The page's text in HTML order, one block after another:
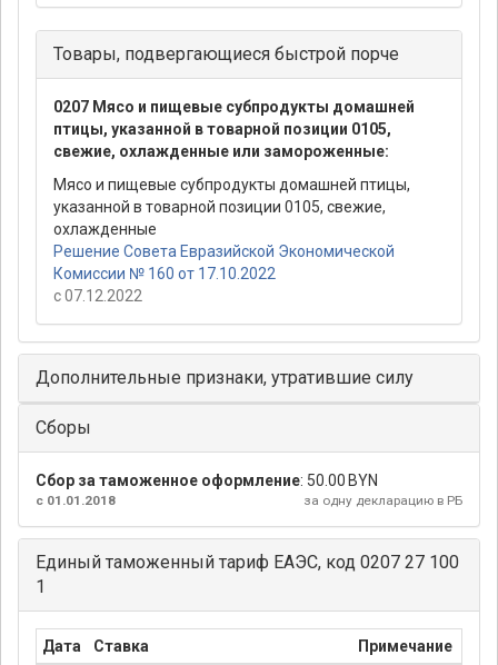
Товары, подвергающиеся быстрой порче
0207 Мясо и пищевые субпродукты домашней
птицы, указанной в товарной позиции 0105,
свежие, охлажденные или замороженные:
Мясо и пищевые субпродукты домашней птицы,
указанной в товарной позиции 0105, свежие,
охлажденные
Решение Совета Евразийской Экономической
Комиссии № 160 от 17.10.2022
с 07.12.2022
Дополнительные признаки, утратившие силу
Сборы
Сбор за таможенное оформление: 50.00 BYN
за одну декларацию в РБ
с 01.01.2018
Единый таможенный тариф ЕАЭС, код 0207 27 100
1
Дата Ставка
Примечание